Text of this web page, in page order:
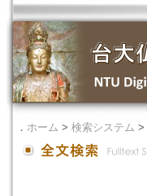
． ホーム > 検索システム >